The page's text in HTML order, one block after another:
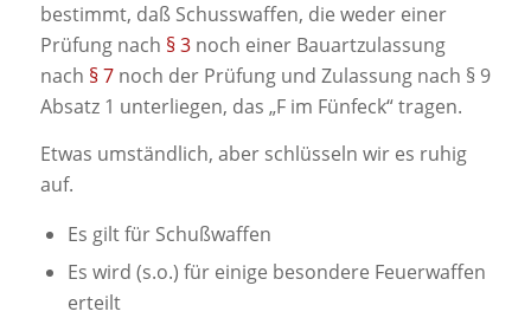
bestimmt, daß Schusswaffen, die weder einer
Prüfung nach § 3noch einer Bauartzulassung
nach § 7noch der Prüfung und Zulassung nach § 9
Absatz 1 unterliegen, das „F im Fünfeck“ tragen.
Etwas umständlich, aber schlüsseln wir es ruhig
auf.
Es gilt für Schußwaffen
Es wird (s.o.) für einige besondere Feuerwaffen
erteilt